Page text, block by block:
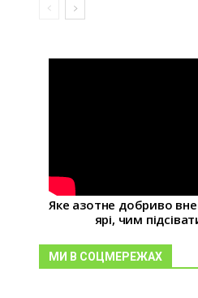
Яке азотне добриво
ярі, чим
МИ В СОЦМЕРЕЖАХ